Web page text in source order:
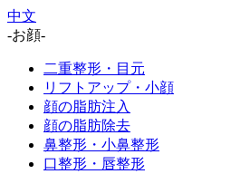
中文
-お顔-
二重整形・目元
リフトアップ・小顔
顔の脂肪注入
顔の脂肪除去
鼻整形・小鼻整形
口整形・唇整形